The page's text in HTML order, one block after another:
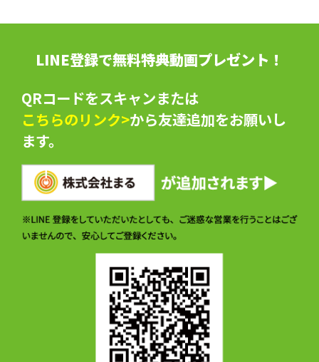
LINE登録で無料特典動画プレゼント！
QRコードをスキャンまたは
こちらのリンク>から友達追加をお願いし
ます。